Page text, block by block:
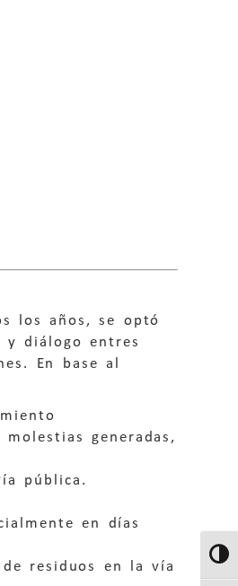
los años, se optó
y diálogo entres
En base al
generadas,
pública.
en días
residuos en la vía